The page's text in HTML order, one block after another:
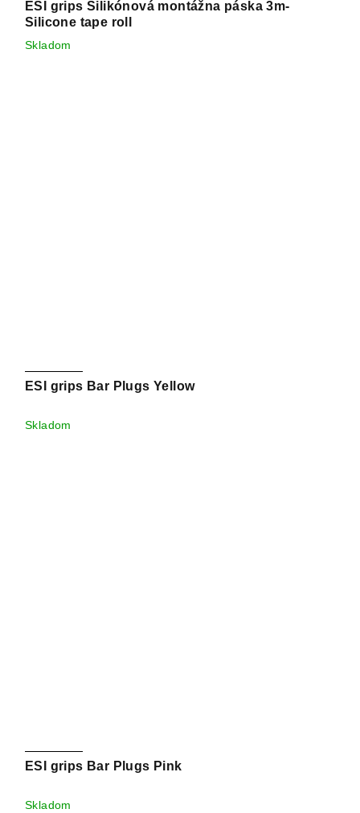
ESI grips Silikónová montážna páska 3m-
Silicone tape roll
Skladom
ESI grips Bar Plugs Yellow
Skladom
ESI grips Bar Plugs Pink
Skladom